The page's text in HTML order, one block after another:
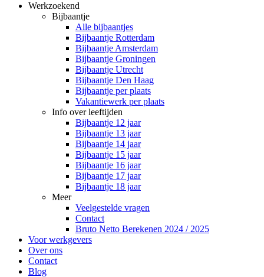
Werkzoekend
Bijbaantje
Alle bijbaantjes
Bijbaantje Rotterdam
Bijbaantje Amsterdam
Bijbaantje Groningen
Bijbaantje Utrecht
Bijbaantje Den Haag
Bijbaantje per plaats
Vakantiewerk per plaats
Info over leeftijden
Bijbaantje 12 jaar
Bijbaantje 13 jaar
Bijbaantje 14 jaar
Bijbaantje 15 jaar
Bijbaantje 16 jaar
Bijbaantje 17 jaar
Bijbaantje 18 jaar
Meer
Veelgestelde vragen
Contact
Bruto Netto Berekenen 2024 / 2025
Voor werkgevers
Over ons
Contact
Blog